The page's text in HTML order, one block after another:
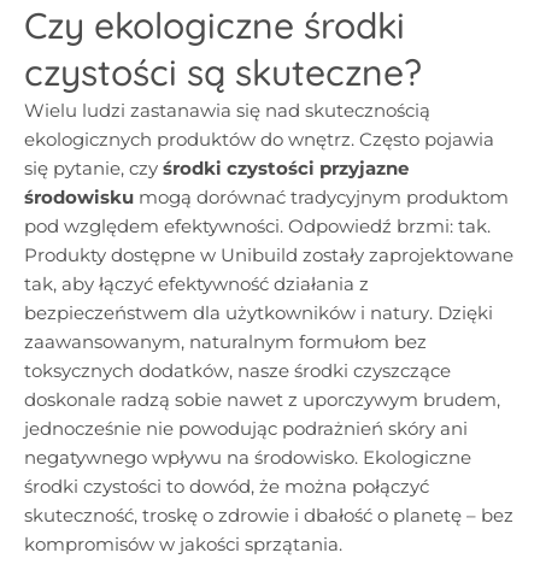
Czy ekologiczne środki
czystości są skuteczne?
Wielu ludzi zastanawia się nad skutecznością
ekologicznych produktów do wnętrz. Często pojawia
się pytanie, czy środki czystości przyjazne
środowisku mogą dorównać tradycyjnym produktom
pod względem efektywności. Odpowiedź brzmi: tak.
Produkty dostępne w Unibuild zostały zaprojektowane
tak, aby łączyć efektywność działania z
bezpieczeństwem dla użytkowników i natury. Dzięki
zaawansowanym, naturalnym formułom bez
toksycznych dodatków, nasze środki czyszczące
doskonale radzą sobie nawet z uporczywym brudem,
jednocześnie nie powodując podrażnień skóry ani
negatywnego wpływu na środowisko. Ekologiczne
środki czystości to dowód, że można połączyć
skuteczność, troskę o zdrowie i dbałość o planetę – bez
kompromisów w jakości sprzątania.